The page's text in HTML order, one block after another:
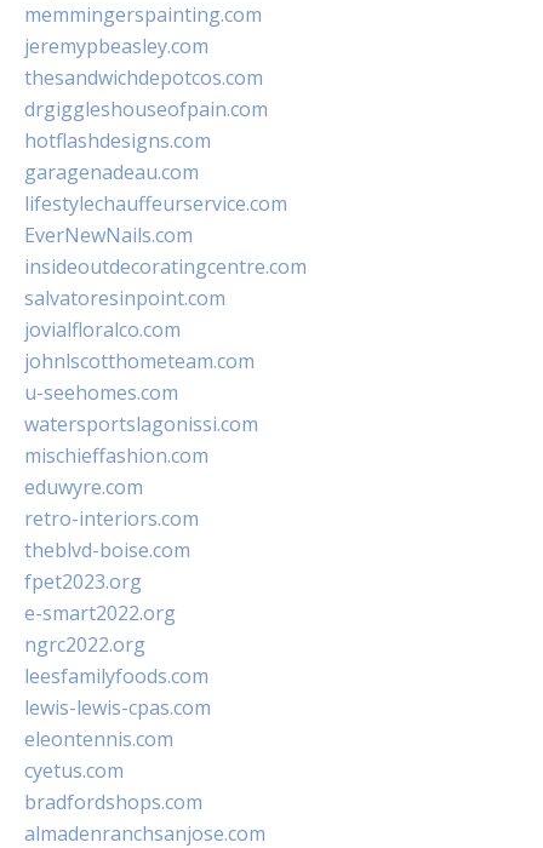
memmingerspainting.com
jeremypbeasley.com
thesandwichdepotcos.com
drgiggleshouseofpain.com
hotflashdesigns.com
garagenadeau.com
lifestylechauffeurservice.com
EverNewNails.com
insideoutdecoratingcentre.com
salvatoresinpoint.com
jovialfloralco.com
johnlscotthometeam.com
u-seehomes.com
watersportslagonissi.com
mischieffashion.com
eduwyre.com
retro-interiors.com
theblvd-boise.com
fpet2023.org
e-smart2022.org
ngrc2022.org
leesfamilyfoods.com
lewis-lewis-cpas.com
eleontennis.com
cyetus.com
bradfordshops.com
almadenranchsanjose.com